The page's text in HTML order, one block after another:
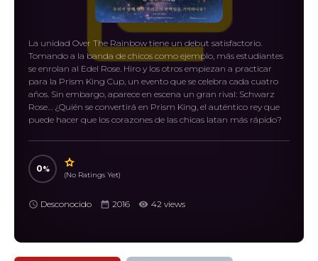
La unidad Over The Rainbow tiene un debut satisfactorio.
Tomando a la banda de chicos como ejemplo, más estudiantes
se enrolan al Edel Rose. Hiro y los otros empiezan a practicar
para la Prism King Cup, un evento que se celebra cada cuatro
años. Sin embargo, aparece en escena un gran rival: Schwarz
Rose… ¿Quién se convertirá en Prism King, el auténtico rey que
puede hacer que los corazones de las chicas latan más rápido?
0
(No Ratings Yet)
Desconocido 2016 42 views